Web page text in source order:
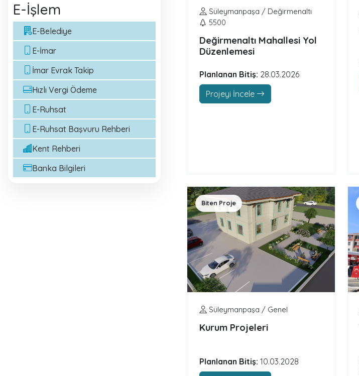
E-İşlem
E-Belediye
E-İmar
İmar Evrak Takip
Hızlı Vergi Ödeme
E-Ruhsat
E-Ruhsat Başvuru Rehberi
Kent Rehberi
Banka Bilgileri
Süleymanpaşa / Değirmenaltı
5500
Değirmenaltı Mahallesi Yol
Düzenlemesi
Planlanan Bitiş: 28.03.2026
Projeyi İncele
Biten Proje
Süleymanpaşa / Genel
Kurum Projeleri
Planlanan Bitiş: 10.03.2028